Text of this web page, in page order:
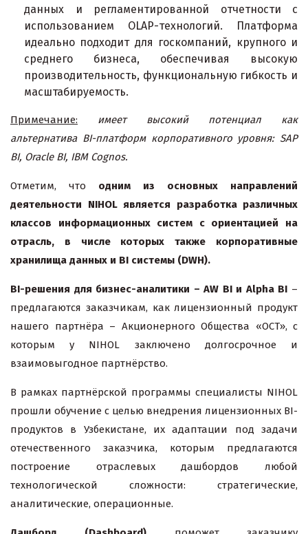
данных и регламентированной отчетности с
использованием OLAP-технологий. Платформа
идеально подходит для госкомпаний, крупного и
среднего бизнеса, обеспечивая высокую
производительность, функциональную гибкость и
масштабируемость.
Примечание: имеет
высокий потенциал как
альтернатива BI-платформ корпоративного уровня: SAP
BI, Oracle BI, IBM Cognos.
Отметим, что одним из основных направлений
деятельности
NIHOLявляется разработка различных
классов информационных систем с ориентацией на
отрасль, в числе которых также корпоративные
хранилища данных и BI системы (DWH).
BI-решения для бизнес-аналитики –AW BI и Alpha BI –
предлагаются заказчикам, как лицензионный продукт
нашего партнёра – Акционерного Общества «ОСТ», с
которым у NIHOL заключено долгосрочное и
взаимовыгодное партнёрство.
В рамках партнёрской программы специалисты NIHOL
прошли обучение с целью внедрения лицензионных BI-
продуктов в Узбекистане, их адаптации под задачи
отечественного заказчика, которым предлагаются
построение отраслевых дашбордов любой
технологической сложности: стратегические,
аналитические, операционные.